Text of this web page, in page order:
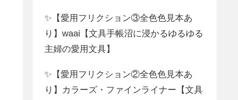
✨【愛用フリクション③全色色見本あ
り】waai【文具手帳沼に浸かるゆるゆる
主婦の愛用文具】
✨【愛用フリクション②全色色見本あ
り】カラーズ・ファインライナー【文具